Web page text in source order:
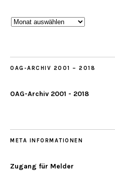
Beobachtungen
OAG-ARCHIV 2001 – 2018
OAG-Archiv 2001 - 2018
META INFORMATIONEN
Zugang für Melder